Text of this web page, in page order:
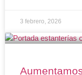
3 febrero, 2026